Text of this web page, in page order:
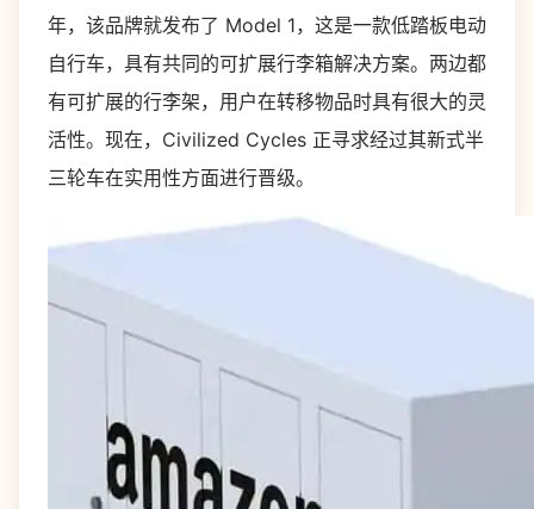
年，该品牌就发布了 Model 1，这是一款低踏板电动
自行车，具有共同的可扩展行李箱解决方案。两边都
有可扩展的行李架，用户在转移物品时具有很大的灵
活性。现在，Civilized Cycles 正寻求经过其新式半
三轮车在实用性方面进行晋级。